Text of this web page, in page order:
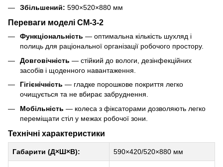
Збільшений: 590×520×880 мм
Переваги моделі СМ-3-2
Функціональність — оптимальна кількість шухляд і
полиць для раціональної організації робочого простору.
Довговічність — стійкий до вологи, дезінфекційних
засобів і щоденного навантаження.
Гігієнічність — гладке порошкове покриття легко
очищується та не вбирає забруднення.
Мобільність — колеса з фіксаторами дозволяють легко
переміщати стіл у межах робочої зони.
Технічні характеристики
Габарити (Д×Ш×В): 590×420/520×880 мм